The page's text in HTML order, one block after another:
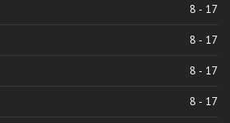
8 - 17
8 - 17
8 - 17
8 - 17